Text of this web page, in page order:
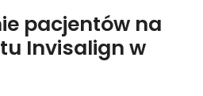
pacjentów na
Invisalign w